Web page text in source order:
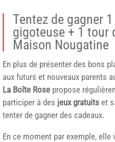
Tentez de gagner
gigoteuse + 1 tour
Maison Nougatine
En plus de présenter des bons
aux futurs et nouveaux parents
La Boîte Rose propose
participer à des jeux gratuits et
tenter de gagner des cadeaux.
En ce moment par exemple,